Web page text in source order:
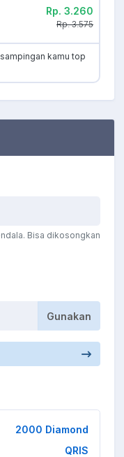
Rp. 3.260
Rp. 3.575
kamu top
Bisa dikosongkan
Gunakan
2000 Diamond
QRIS